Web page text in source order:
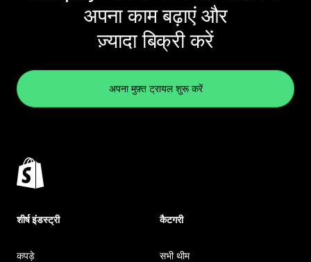
अपना काम बढ़ाएं और
ज़्यादा बिक्री करें
अपना मुफ़्त ट्रायल शुरू करें
शीर्ष इंडस्ट्री
कपड़े
कैटगरी
सभी थीम